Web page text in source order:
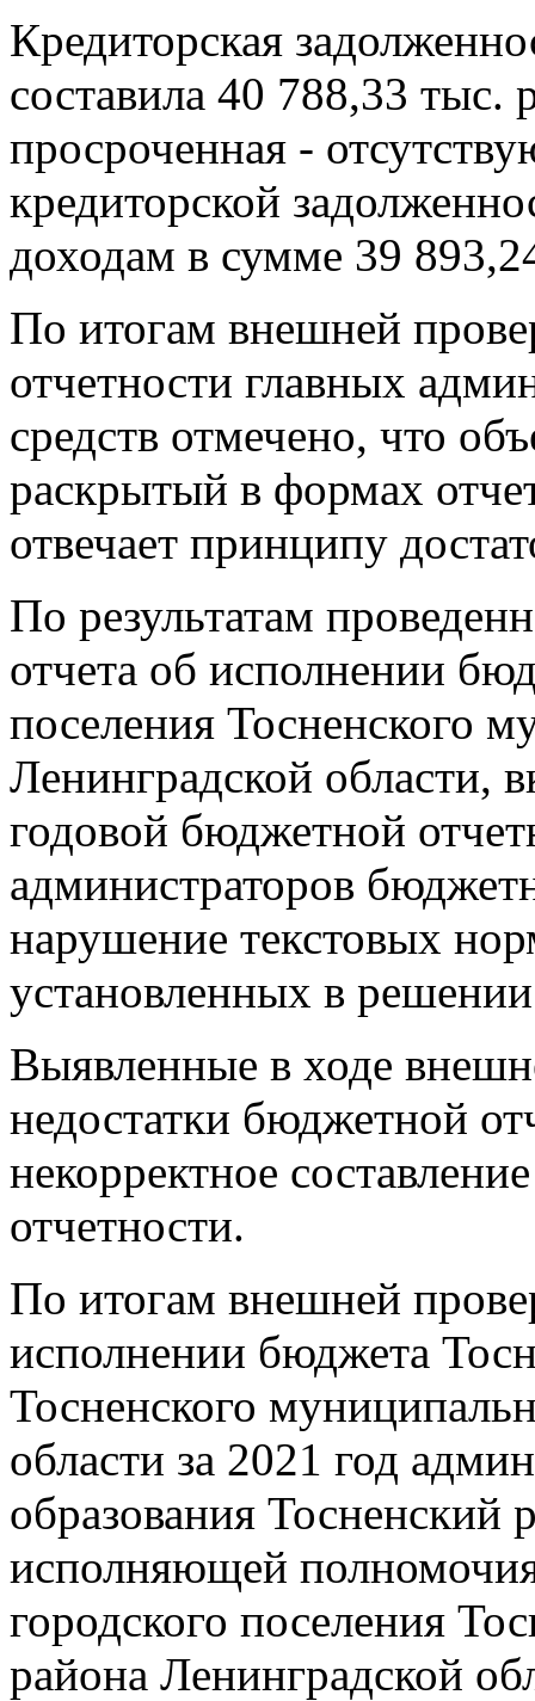
Кредиторская
составила 40 788,33 тыс.
просроченная -
кредиторской
доходам в сумме 39
По итогам внешней
отчетности главных
средств отмечено, что
раскрытый в формах
отвечает принципу
По результатам
отчета об исполнении
поселения Тосненского
Ленинградской области,
годовой бюджетной
администраторов
нарушение текстовых
установленных в
Выявленные в ходе
недостатки бюджетной
некорректное
отчетности.
По итогам внешней
исполнении бюджета
Тосненского
области за 2021 год
образования Тосненский
исполняющей
городского поселения
района Ленинградской